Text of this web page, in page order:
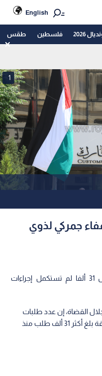
English
2026 فلسطين طقس
1
جمركي لذوي
الجمارك: 8 آلاف طلب من أصل 31 ألفا لم تستكمل إجراءات
جلال القضاة، إن عدد طلبات
الحصول على إعفاء جمركي لذوي الإعاقة بلغ أكثر 31 ألف طلب منذ